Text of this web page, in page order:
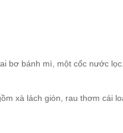
bơ bánh mì, một cốc nước lọc.
xà lách giòn, rau thơm cái